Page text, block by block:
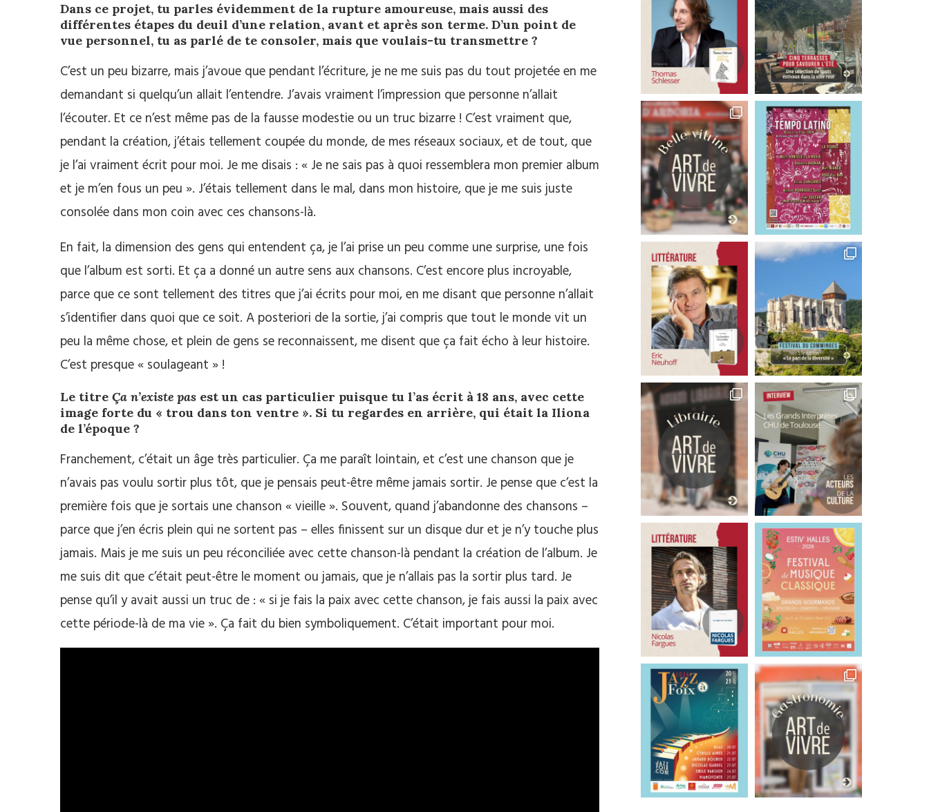
Dans ce projet, tu parles évidemment de la rupture amoureuse, mais aussi des
différentes étapes du deuil d’une relation, avant et après son terme. D’un point de
vue personnel, tu as parlé de te consoler, mais que voulais-tu transmettre ?
C’est un peu bizarre, mais j’avoue que pendant l’écriture, je ne me suis pas du tout projetée en me
demandant si quelqu’un allait l’entendre. J’avais vraiment l’impression que personne n’allait
l’écouter. Et ce n’est même pas de la fausse modestie ou un truc bizarre ! C’est vraiment que,
pendant la création, j’étais tellement coupée du monde, de mes réseaux sociaux, et de tout, que
je l’ai vraiment écrit pour moi. Je me disais : « Je ne sais pas à quoi ressemblera mon premier album
et je m’en fous un peu ». J’étais tellement dans le mal, dans mon histoire, que je me suis juste
consolée dans mon coin avec ces chansons-là.
En fait, la dimension des gens qui entendent ça, je l’ai prise un peu comme une surprise, une fois
que l’album est sorti. Et ça a donné un autre sens aux chansons. C’est encore plus incroyable,
parce que ce sont tellement des titres que j’ai écrits pour moi, en me disant que personne n’allait
s’identifier dans quoi que ce soit. A posteriori de la sortie, j’ai compris que tout le monde vit un
peu la même chose, et plein de gens se reconnaissent, me disent que ça fait écho à leur histoire.
C’est presque « soulageant » !
Le titre Ça n’existe pas est un cas particulier puisque tu l’as écrit à 18 ans, avec cette
image forte du « trou dans ton ventre ». Si tu regardes en arrière, qui était la Iliona
de l’époque ?
Franchement, c’était un âge très particulier. Ça me paraît lointain, et c’est une chanson que je
n’avais pas voulu sortir plus tôt, que je pensais peut-être même jamais sortir. Je pense que c’est la
première fois que je sortais une chanson « vieille ». Souvent, quand j’abandonne des chansons –
parce que j’en écris plein qui ne sortent pas – elles finissent sur un disque dur et je n’y touche plus
jamais. Mais je me suis un peu réconciliée avec cette chanson-là pendant la création de l’album. Je
me suis dit que c’était peut-être le moment ou jamais, que je n’allais pas la sortir plus tard. Je
pense qu’il y avait aussi un truc de : « si je fais la paix avec cette chanson, je fais aussi la paix avec
cette période-là de ma vie ». Ça fait du bien symboliquement. C’était important pour moi.